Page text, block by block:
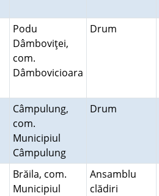
Podu
Dâmboviţei,
com.
Dâmbovicioara
Drum
Câmpulung,
com.
Municipiul
Câmpulung
Drum
Brăila, com.
Municipiul
Ansamblu
clădiri